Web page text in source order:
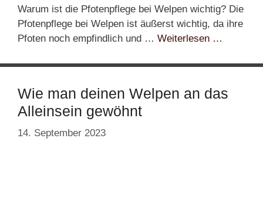
Warum ist die Pfotenpflege bei Welpen wichtig? Die
Pfotenpflege bei Welpen ist äußerst wichtig, da ihre
Pfoten noch empfindlich und … Weiterlesen …
Wie man deinen Welpen an das
Alleinsein gewöhnt
14. September 2023